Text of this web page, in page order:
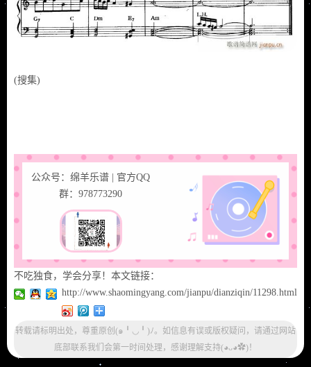
(搜集)
公众号：绵羊乐谱 | 官方QQ
群：978773290
不吃独食，学会分享！本文链接：
http://www.shaomingyang.com/jianpu/dianziqin/11298.html
转载请标明出处，尊重原创(๑╹◡╹)ﾉ。如信息有误或版权疑问，请通过网站
底部联系我们会第一时间处理，感谢理解支持(◕ᴗ◕✿)！